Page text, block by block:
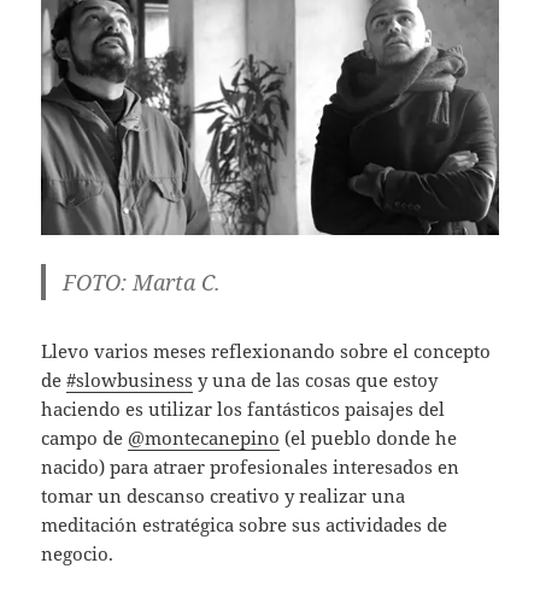
FOTO: Marta C.
Llevo varios meses reflexionando sobre el concepto
de#slowbusiness y una de las cosas que estoy
haciendo es utilizar los fantásticos paisajes del
campo de @montecanepino (el pueblo donde he
nacido) para atraer profesionales interesados en
tomar un descanso creativo y realizar una
meditación estratégica sobre sus actividades de
negocio.